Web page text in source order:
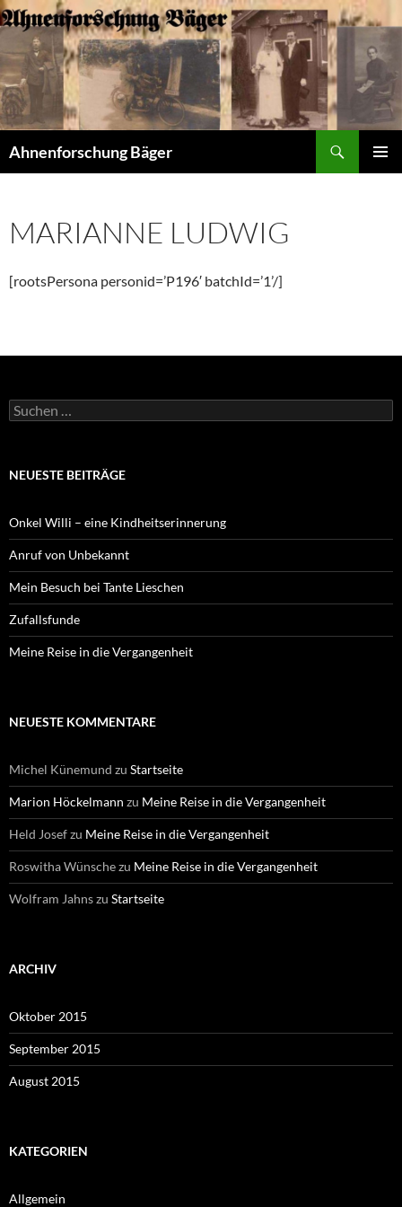
Zum
Inhalt
springen
Ahnenforschung Bäger
MARIANNE LUDWIG
[rootsPersona personid=’P196′ batchId=’1’/]
Suchen
nach:
NEUESTE BEITRÄGE
Onkel Willi – eine Kindheitserinnerung
Anruf von Unbekannt
Mein Besuch bei Tante Lieschen
Zufallsfunde
Meine Reise in die Vergangenheit
NEUESTE KOMMENTARE
Michel Künemund zu Startseite
Marion Höckelmann zu Meine Reise in die Vergangenheit
Held Josefzu Meine Reise in die Vergangenheit
Roswitha Wünschezu Meine Reise in die Vergangenheit
Wolfram Jahnszu Startseite
ARCHIV
Oktober 2015
September 2015
August 2015
KATEGORIEN
Allgemein